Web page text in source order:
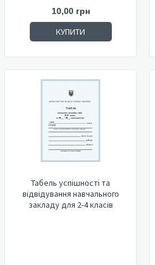
10,00 грн
КУПИТИ
Табель успішності та
відвідування навчального
закладу для 2-4 класів